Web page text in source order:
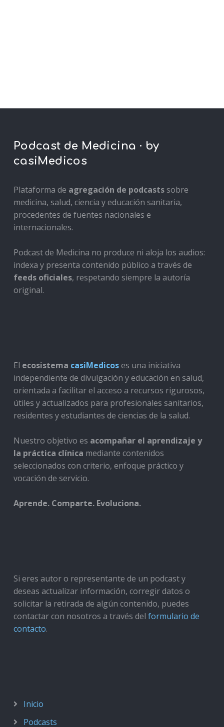
Podcast de Medicina · by
casiMedicos
Plataforma de agregación de podcastssobre
medicina, salud, ciencia y educación sanitaria,
procedentes de fuentes nacionales e
internacionales.
Podcast de Medicina no produce ni aloja los audios:
indexa y presenta contenido público a través de
feeds oficiales, respetando siempre la autoría
original.
El ecosistema casiMedicoses una iniciativa
independiente de divulgación y educación en salud,
orientada a facilitar el acceso a recursos rigurosos,
útiles y actualizados para profesionales sanitarios,
residentes y estudiantes de ciencias de la salud.
Nuestro objetivo es acompañar el aprendizaje y
la práctica clínica mediante contenidos
seleccionados con criterio, enfoque práctico y
vocación de servicio.
Aprende. Comparte. Evoluciona.
Si eres autor o representante de un podcast y
deseas actualizar información, corregir datos o
solicitar la retirada de algún contenido, puedes
contactar con nosotros a través del formulario de
contacto.
Inicio
Podcasts